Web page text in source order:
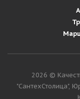
2026 ©
"СантехСтолица",